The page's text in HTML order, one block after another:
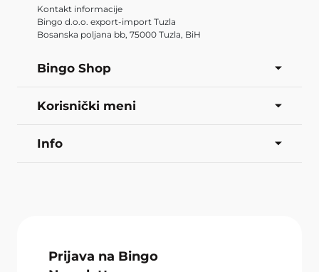
Kontakt informacije
Bingo d.o.o. export-import Tuzla
Bosanska poljana bb, 75000 Tuzla, BiH
Bingo Shop
Korisnički meni
Info
Prijava na Bingo